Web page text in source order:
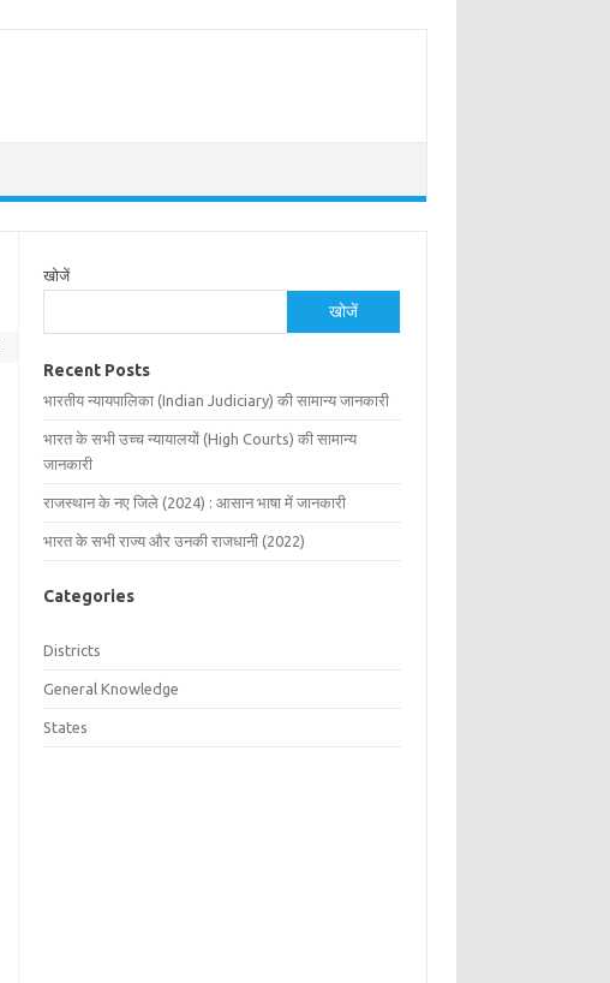
खोजें
खोजें
Recent Posts
भारतीय न्यायपालिका (Indian Judiciary) की सामान्य जानकारी
भारत के सभी उच्च न्यायालयों (High Courts) की सामान्य
जानकारी
राजस्थान के नए जिले (2024) : आसान भाषा में जानकारी
भारत के सभी राज्य और उनकी राजधानी (2022)
Categories
Districts
General Knowledge
States